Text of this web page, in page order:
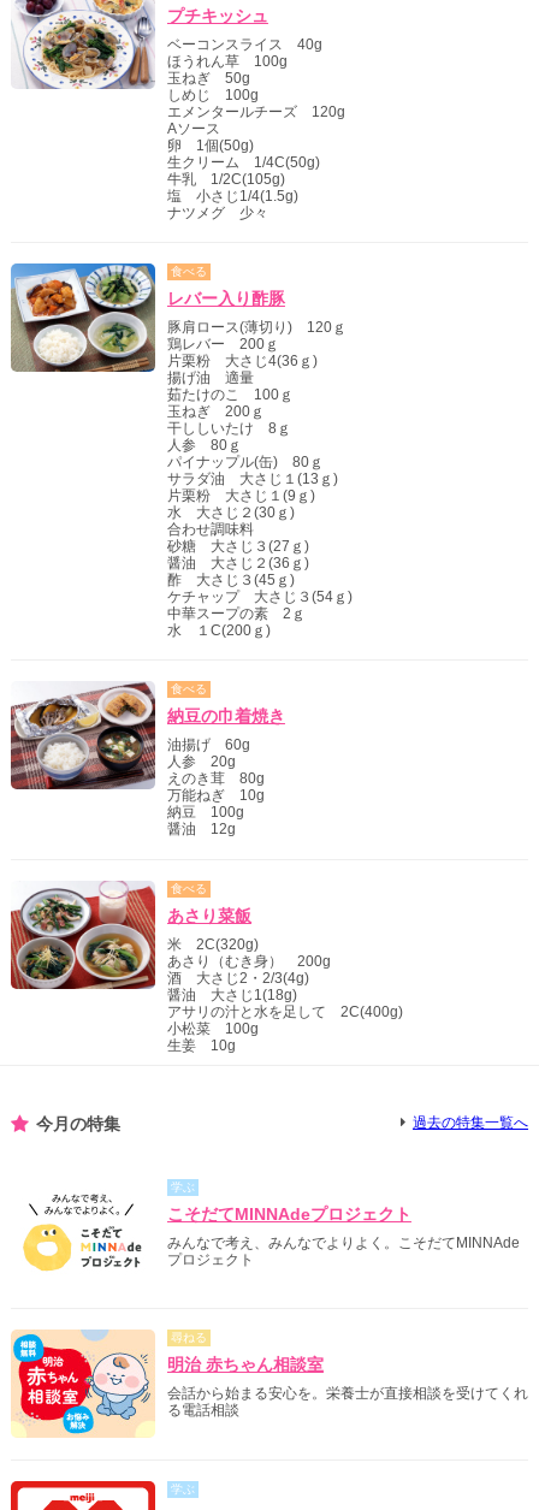
プチキッシュ
ベーコンスライス 40g
ほうれん草 100g
玉ねぎ 50g
しめじ 100g
エメンタールチーズ 120g
Aソース
卵 1個(50g)
生クリーム 1/4C(50g)
牛乳 1/2C(105g)
塩 小さじ1/4(1.5g)
ナツメグ 少々
食べる
レバー入り酢豚
豚肩ロース(薄切り) 120ｇ
鶏レバー 200ｇ
片栗粉 大さじ4(36ｇ)
揚げ油 適量
茹たけのこ 100ｇ
玉ねぎ 200ｇ
干ししいたけ 8ｇ
人参 80ｇ
パイナップル(缶) 80ｇ
サラダ油 大さじ１(13ｇ)
片栗粉 大さじ１(9ｇ)
水 大さじ２(30ｇ)
合わせ調味料
砂糖 大さじ３(27ｇ)
醤油 大さじ２(36ｇ)
酢 大さじ３(45ｇ)
ケチャップ 大さじ３(54ｇ)
中華スープの素 2ｇ
水 １C(200ｇ)
食べる
納豆の巾着焼き
油揚げ 60g
人参 20g
えのき茸 80g
万能ねぎ 10g
納豆 100g
醤油 12g
食べる
あさり菜飯
米 2C(320g)
あさり（むき身） 200g
酒 大さじ2・2/3(4g)
醤油 大さじ1(18g)
アサリの汁と水を足して 2C(400g)
小松菜 100g
生姜 10g
今月の特集 過去の特集一覧へ
学ぶ
こそだてMINNAdeプロジェクト
みんなで考え、みんなでよりよく。こそだてMINNAde
プロジェクト
尋ねる
明治 赤ちゃん相談室
会話から始まる安心を。栄養士が直接相談を受けてくれ
る電話相談
学ぶ